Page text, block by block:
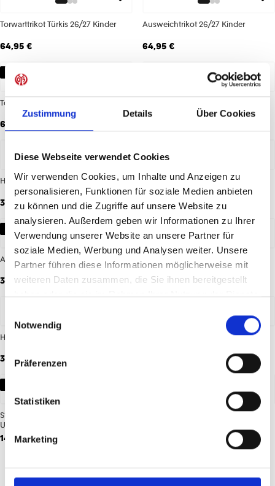
Zustimmung Details Über Cookies
Diese Webseite verwendet Cookies
Wir verwenden Cookies, um Inhalte und Anzeigen zu
personalisieren, Funktionen für soziale Medien anbieten
zu können und die Zugriffe auf unsere Website zu
analysieren. Außerdem geben wir Informationen zu Ihrer
Verwendung unserer Website an unsere Partner für
soziale Medien, Werbung und Analysen weiter. Unsere
Partner führen diese Informationen möglicherweise mit
weiteren Daten zusammen, die Sie ihnen bereitgestellt
haben oder die sie im Rahmen Ihrer Nutzung der Dienste
Notwendig
Präferenzen
Statistiken
Marketing
Torwarttrikot Türkis 26/27 Kinder
64,95 €
Ausweichtrikot 26/27 Kinder
64,95 €
NEU
Torwarttrikot Navy 26/27 Kinder
64,95 €
Heimshorts 26/27 Herren
39,95 €
Auswärtsshorts 26/27 Herren
39,95 €
Auswärtsshorts 26/27 Kinder
34,95 €
Ausweichshorts 26/27 Kinder
34,95 €
Heimshorts 26/27 Kinder
34,95 €
Strumpfstutzen Heim 26/27 Unisex
Strumpfstutzen Ausweich 26/27
Unisex
14,95 €
Tube Stutzen Ausweich 26/27
24 von 27